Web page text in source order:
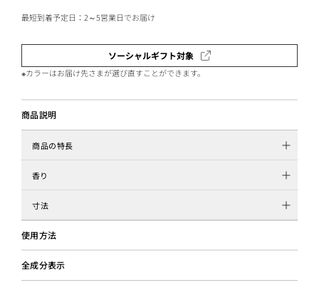
最短到着予定日：2～5営業日でお届け
ソーシャルギフト対象
※カラーはお届け先さまが選び直すことができます。
商品説明
商品の特長
香り
寸法
使用方法
全成分表示